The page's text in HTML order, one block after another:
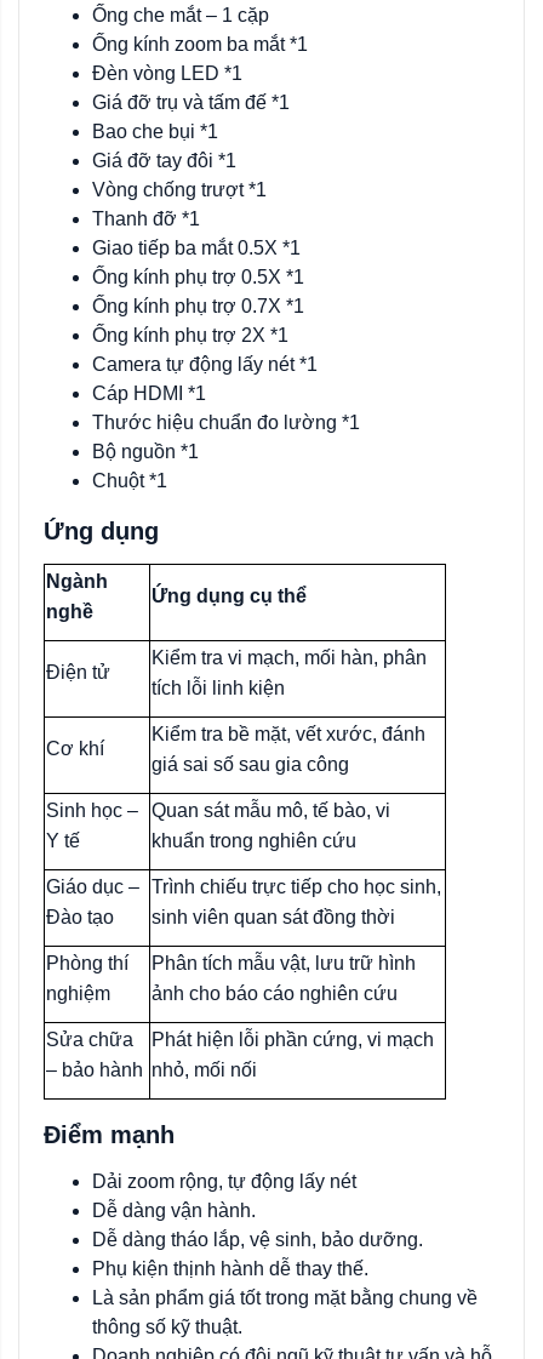
Ống che mắt – 1 cặp
Ống kính zoom ba mắt *1
Đèn vòng LED *1
Giá đỡ trụ và tấm đế *1
Bao che bụi *1
Giá đỡ tay đôi *1
Vòng chống trượt *1
Thanh đỡ *1
Giao tiếp ba mắt 0.5X *1
Ống kính phụ trợ 0.5X *1
Ống kính phụ trợ 0.7X *1
Ống kính phụ trợ 2X *1
Camera tự động lấy nét *1
Cáp HDMI *1
Thước hiệu chuẩn đo lường *1
Bộ nguồn *1
Chuột *1
Ứng dụng
Ngành
nghề
Ứng dụng cụ thể
Điện tử
Kiểm tra vi mạch, mối hàn, phân
tích lỗi linh kiện
Cơ khí
Kiểm tra bề mặt, vết xước, đánh
giá sai số sau gia công
Sinh học –
Y tế
Quan sát mẫu mô, tế bào, vi
khuẩn trong nghiên cứu
Giáo dục –
Đào tạo
Trình chiếu trực tiếp cho học sinh,
sinh viên quan sát đồng thời
Phòng thí
nghiệm
Phân tích mẫu vật, lưu trữ hình
ảnh cho báo cáo nghiên cứu
Sửa chữa
– bảo hành
Phát hiện lỗi phần cứng, vi mạch
nhỏ, mối nối
Điểm mạnh
Dải zoom rộng, tự động lấy nét
Dễ dàng vận hành.
Dễ dàng tháo lắp, vệ sinh, bảo dưỡng.
Phụ kiện thịnh hành dễ thay thế.
Là sản phẩm giá tốt trong mặt bằng chung về
thông số kỹ thuật.